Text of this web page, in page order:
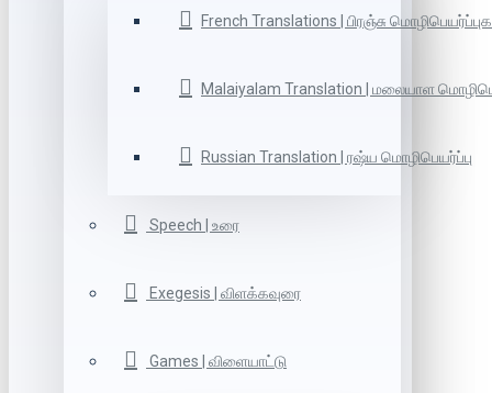
French Translations | பிரஞ்சு
Malaiyalam Translation | மலையாள
Russian Translation | ரஷ்ய மொழிபெயர்ப்பு
Speech | உரை
Exegesis | விளக்கவுரை
Games | விளையாட்டு